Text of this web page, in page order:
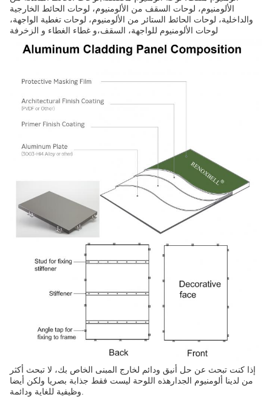
الألومنيوم، لوحات السقف من الألومنيوم، لوحات الحائط الخارجية
والداخلية، لوحات الحائط الستائر من الألومنيوم، لوحات تغطية الواجهة،
لوحات الألومنيوم للواجهة، السقف،و غطاء الغطاء و الزخرفة
إذا كنت تبحث عن حل أنيق ودائم لخارج المبنى الخاص بك، لا تبحث أكثر
من لدينا ألومنيوم الجدارهذه اللوحة ليست فقط جذابة بصريا ولكن أيضا